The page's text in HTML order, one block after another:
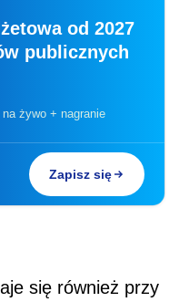
od 2027
publicznych
żywo + nagranie
Zapisz się
się również przy